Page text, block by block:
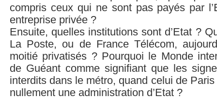
compris ceux qui ne sont pas payés par
entreprise privée ?
Ensuite, quelles institutions sont d’Etat ?
La Poste, ou de France Télécom,
moitié privatisés ? Pourquoi le Monde
de Guéant comme signifiant que les
interdits dans le métro, quand celui de Paris
nullement une administration d’Etat ?